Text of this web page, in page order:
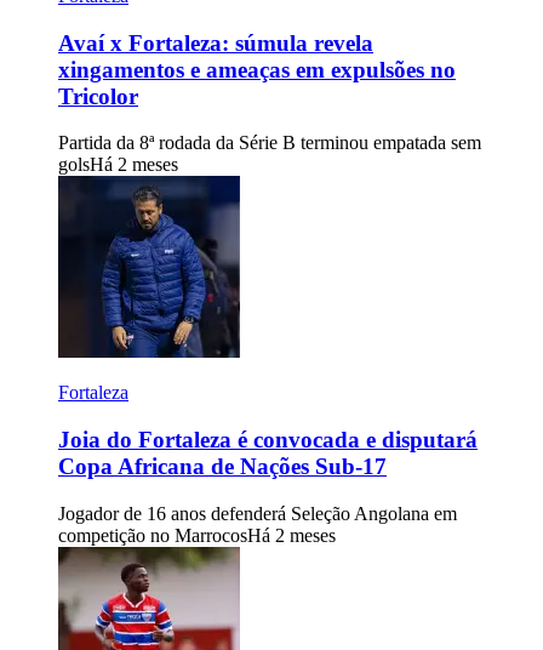
Avaí x Fortaleza: súmula revela
xingamentos e ameaças em expulsões no
Tricolor
Partida da 8ª rodada da Série B terminou empatada sem
golsHá 2 meses
Fortaleza
Joia do Fortaleza é convocada e disputará
Copa Africana de Nações Sub-17
Jogador de 16 anos defenderá Seleção Angolana em
competição no MarrocosHá 2 meses